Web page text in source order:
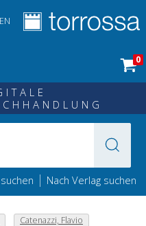
0
| Nach Verlag suchen
Catenazzi, Flavio